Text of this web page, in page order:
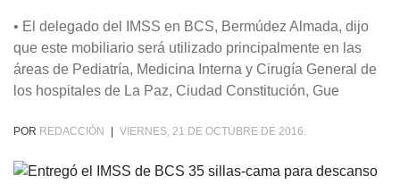
• El delegado del IMSS en BCS, Bermúdez Almada, dijo
que este mobiliario será utilizado principalmente en las
áreas de Pediatría, Medicina Interna y Cirugía General de
los hospitales de La Paz, Ciudad Constitución, Gue
POR REDACCIÓN VIERNES, 21 DE OCTUBRE DE 2016.